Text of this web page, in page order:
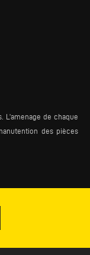
L’amenage de chaque
des pièces